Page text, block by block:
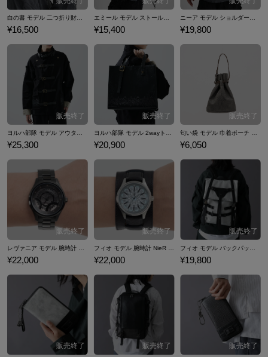
白の書 モデル 二つ折り財布 NieR Replicant ver.1.22474487139...
¥16,500
エミール モデル ストール＆ストールピン ver.1.22474487139...
¥15,400
ニーア モデル ショルダーバッグ NieR Replicant ver.1.22474487139...
¥19,800
¥25,300 ¥20,900 ¥6,050
¥22,000 ¥22,000 ¥19,800